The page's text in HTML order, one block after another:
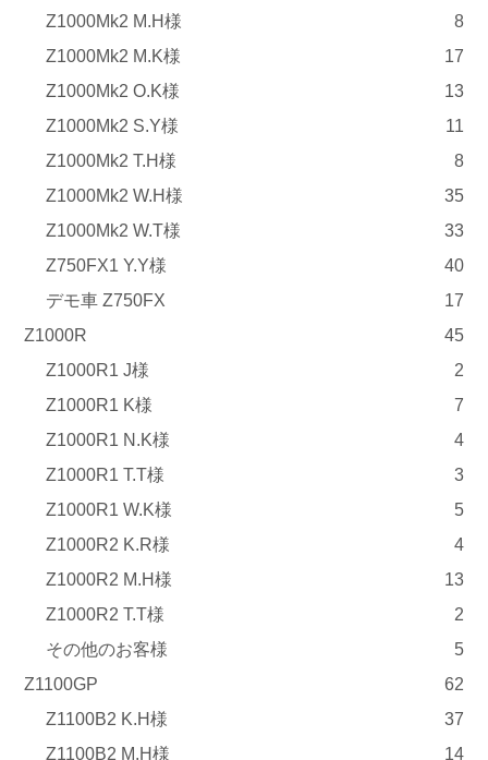
Z1000Mk2 M.H様
8
Z1000Mk2 M.K様
17
Z1000Mk2 O.K様
13
Z1000Mk2 S.Y様
11
Z1000Mk2 T.H様
8
Z1000Mk2 W.H様
35
Z1000Mk2 W.T様
33
Z750FX1 Y.Y様
40
デモ車 Z750FX
17
Z1000R
45
Z1000R1 J様
2
Z1000R1 K様
7
Z1000R1 N.K様
4
Z1000R1 T.T様
3
Z1000R1 W.K様
5
Z1000R2 K.R様
4
Z1000R2 M.H様
13
Z1000R2 T.T様
2
その他のお客様
5
Z1100GP
62
Z1100B2 K.H様
37
Z1100B2 M.H様
14